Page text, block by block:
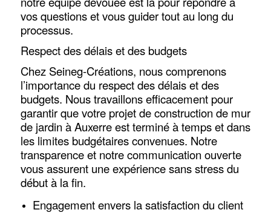
vos questions et vous guider tout au long du
processus.
Respect des délais et des budgets
Chez Seineg-Créations, nous comprenons
l’importance du respect des délais et des
budgets. Nous travaillons efficacement pour
garantir que votre projet de construction de mur
de jardin à Auxerre est terminé à temps et dans
les limites budgétaires convenues. Notre
transparence et notre communication ouverte
vous assurent une expérience sans stress du
début à la fin.
Engagement envers la satisfaction du client